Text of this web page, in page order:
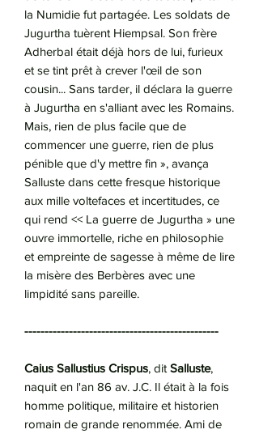
la Numidie fut partagée. Les soldats de
Jugurtha tuèrent Hiempsal. Son frère
Adherbal était déjà hors de lui, furieux
et se tint prêt à crever l'œil de son
cousin... Sans tarder, il déclara la guerre
à Jugurtha en s'alliant avec les Romains.
Mais, rien de plus facile que de
commencer une guerre, rien de plus
pénible que d'y mettre fin », avança
Salluste dans cette fresque historique
aux mille voltefaces et incertitudes, ce
qui rend << La guerre de Jugurtha » une
ouvre immortelle, riche en philosophie
et empreinte de sagesse à même de lire
la misère des Berbères avec une
limpidité sans pareille.
------------------------------------------------
Caius Sallustius Crispus, dit Salluste,
naquit en l'an 86 av. J.C. Il était à la fois
homme politique, militaire et historien
romain de grande renommée. Ami de